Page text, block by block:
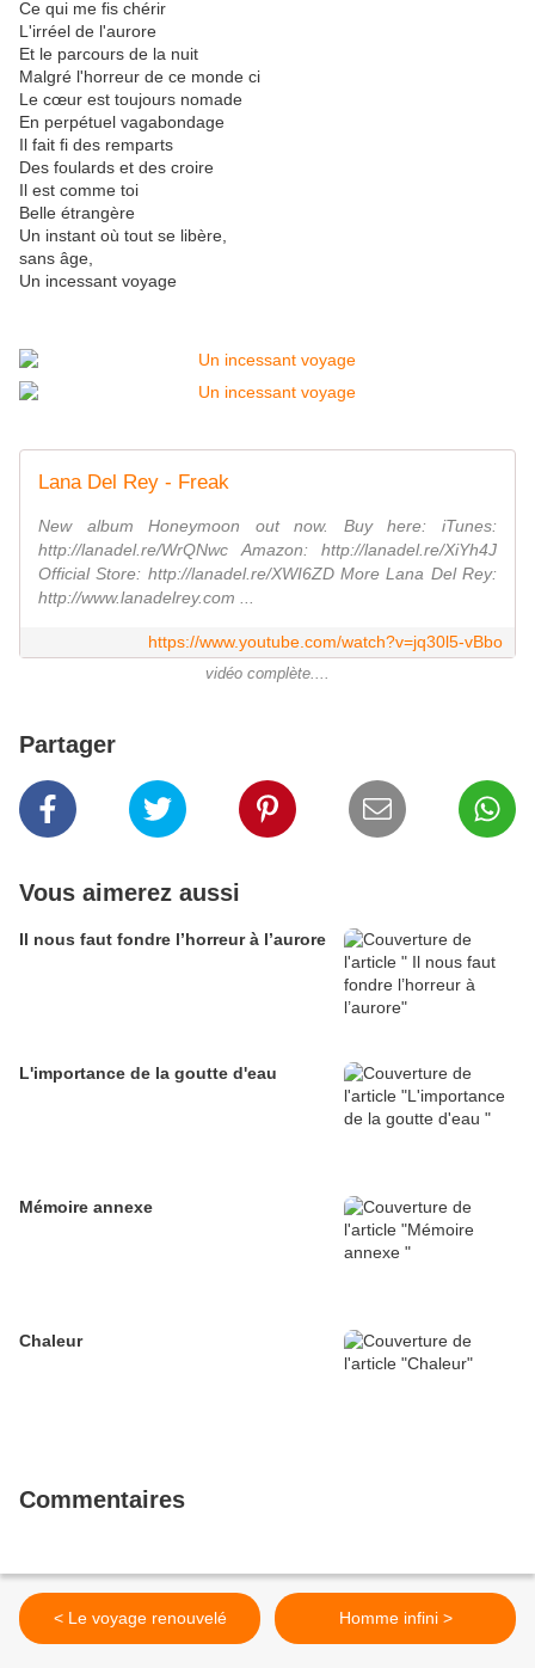
Ce qui me fis chérir
L'irréel de l'aurore
Et le parcours de la nuit
Malgré l'horreur de ce monde ci
Le cœur est toujours nomade
En perpétuel vagabondage
Il fait fi des remparts
Des foulards et des croire
Il est comme toi
Belle étrangère
Un instant où tout se libère,
sans âge,
Un incessant voyage
Lana Del Rey - Freak
New album Honeymoon out now. Buy here: iTunes:
http://lanadel.re/WrQNwc Amazon: http://lanadel.re/XiYh4J
Official Store: http://lanadel.re/XWI6ZD More Lana Del Rey:
http://www.lanadelrey.com ...
https://www.youtube.com/watch?v=jq30l5-vBbo
vidéo complète....
Partager
Vous aimerez aussi
Il nous faut fondre l’horreur à l’aurore
L'importance de la goutte d'eau
Mémoire annexe
Chaleur
Commentaires
< Le voyage renouvelé Homme infini >